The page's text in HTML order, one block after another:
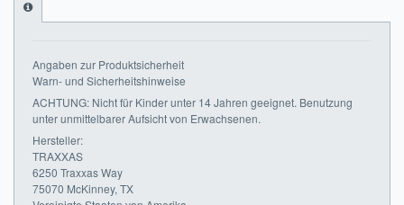
ÜBER UNS
Was wir bieten
Unsere Philosophie
KONTAKT
Angaben zur Produktsicherheit
Warn- und Sicherheitshinweise
ACHTUNG: Nicht für Kinder unter 14 Jahren geeignet. Benutzung
unter unmittelbarer Aufsicht von Erwachsenen.
Hersteller:
TRAXXAS
6250 Traxxas Way
75070 McKinney, TX